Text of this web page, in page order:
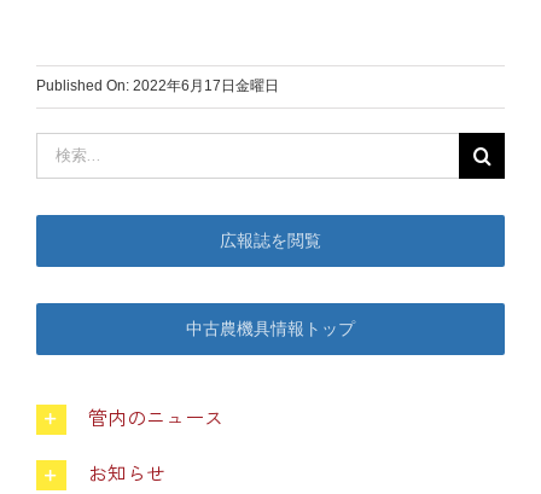
中古農機具情報
くらし
不動産
Published On: 2022年6月17日金曜日
索
…
広報誌を閲覧
中古農機具情報トップ
管内のニュース
お知らせ